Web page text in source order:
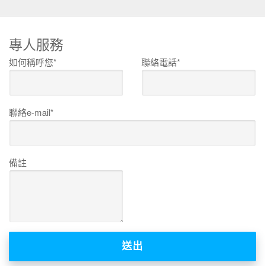
專人服務
如何稱呼您* 聯絡電話*
聯絡e-mail*
備註
送出